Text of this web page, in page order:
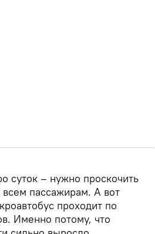
суток – нужно проскочить
пассажирам. А вот
проходит по
Именно потому, что